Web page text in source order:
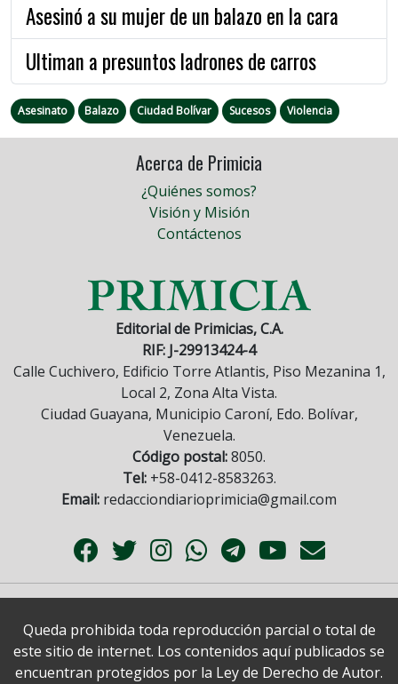
Asesinó a su mujer de un balazo en la cara
Ultiman a presuntos ladrones de carros
Asesinato Balazo Ciudad Bolívar Sucesos Violencia
Acerca de Primicia
¿Quiénes somos?
Visión y Misión
Contáctenos
Editorial de Primicias, C.A.
RIF: J-29913424-4
Calle Cuchivero, Edificio Torre Atlantis, Piso Mezanina 1,
Local 2, Zona Alta Vista.
Ciudad Guayana, Municipio Caroní, Edo. Bolívar,
Venezuela.
Código postal:8050.
Tel:+58-0412-8583263.
Email: redacciondiarioprimicia@gmail.com
Queda prohibida toda reproducción parcial o total de
este sitio de internet. Los contenidos aquí publicados se
encuentran protegidos por la Ley de Derecho de Autor.